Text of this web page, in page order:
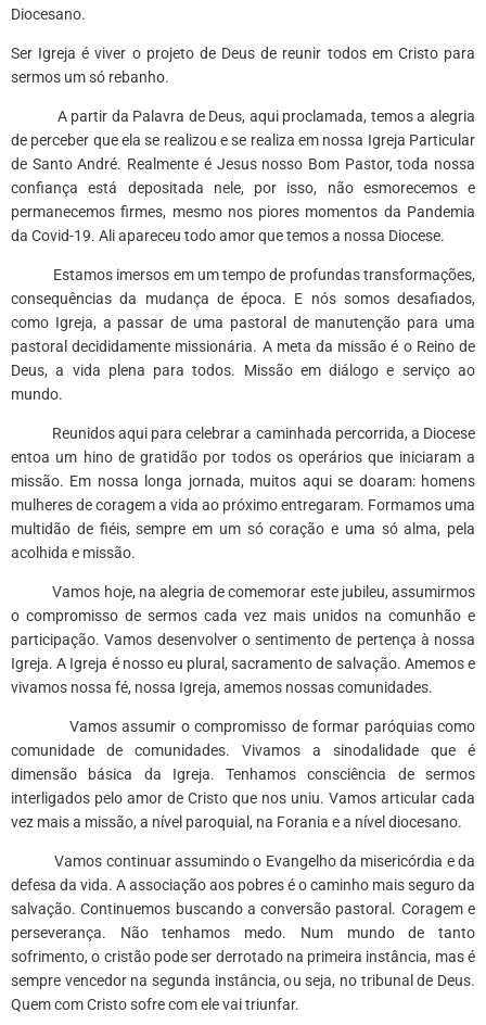
Diocesano.
Ser Igreja é viver o projeto de Deus de reunir todos em Cristo para
sermos um só rebanho.
A partir da Palavra de Deus, aqui proclamada, temos a alegria
de perceber que ela se realizou e se realiza em nossa Igreja Particular
de Santo André. Realmente é Jesus nosso Bom Pastor, toda nossa
confiança está depositada nele, por isso, não esmorecemos e
permanecemos firmes, mesmo nos piores momentos da Pandemia
da Covid-19. Ali apareceu todo amor que temos a nossa Diocese.
Estamos imersos em um tempo de profundas transformações,
consequências da mudança de época. E nós somos desafiados,
como Igreja, a passar de uma pastoral de manutenção para uma
pastoral decididamente missionária. A meta da missão é o Reino de
Deus, a vida plena para todos. Missão em diálogo e serviço ao
mundo.
Reunidos aqui para celebrar a caminhada percorrida, a Diocese
entoa um hino de gratidão por todos os operários que iniciaram a
missão. Em nossa longa jornada, muitos aqui se doaram: homens
mulheres de coragem a vida ao próximo entregaram. Formamos uma
multidão de fiéis, sempre em um só coração e uma só alma, pela
acolhida e missão.
Vamos hoje, na alegria de comemorar este jubileu, assumirmos
o compromisso de sermos cada vez mais unidos na comunhão e
participação. Vamos desenvolver o sentimento de pertença à nossa
Igreja. A Igreja é nosso eu plural, sacramento de salvação. Amemos e
vivamos nossa fé, nossa Igreja, amemos nossas comunidades.
Vamos assumir o compromisso de formar paróquias como
comunidade de comunidades. Vivamos a sinodalidade que é
dimensão básica da Igreja. Tenhamos consciência de sermos
interligados pelo amor de Cristo que nos uniu. Vamos articular cada
vez mais a missão, a nível paroquial, na Forania e a nível diocesano.
Vamos continuar assumindo o Evangelho da misericórdia e da
defesa da vida. A associação aos pobres é o caminho mais seguro da
salvação. Continuemos buscando a conversão pastoral. Coragem e
perseverança. Não tenhamos medo. Num mundo de tanto
sofrimento, o cristão pode ser derrotado na primeira instância, mas é
sempre vencedor na segunda instância, ou seja, no tribunal de Deus.
Quem com Cristo sofre com ele vai triunfar.